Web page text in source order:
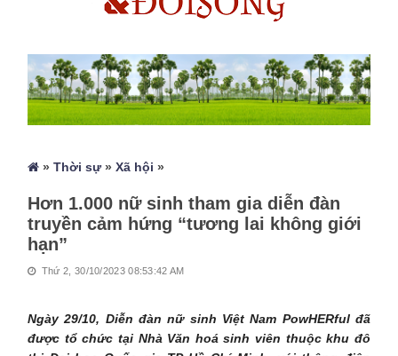
»Thời sự»Xã hội »
Hơn 1.000 nữ sinh tham gia diễn đàn
truyền cảm hứng “tương lai không giới
hạn”
Thứ 2, 30/10/2023 08:53:42 AM
Ngày 29/10, Diễn đàn nữ sinh Việt Nam PowHERful đã
được tổ chức tại Nhà Văn hoá sinh viên thuộc khu đô